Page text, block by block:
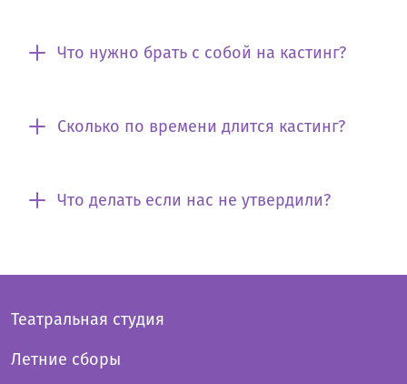
Что нужно брать с собой на кастинг?
Сколько по времени длится кастинг?
Что делать если нас не утвердили?
Театральная студия
Летние сборы